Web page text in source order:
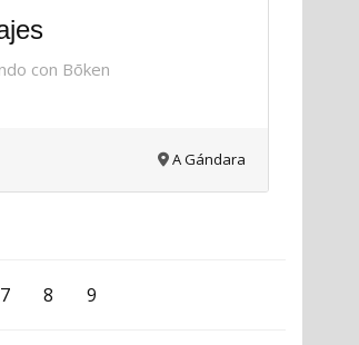
con Bōken
A Gándara
7 8 9